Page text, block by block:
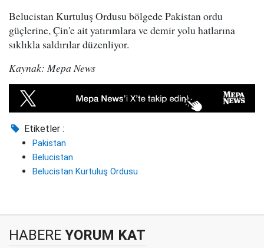
Belucistan Kurtuluş Ordusu bölgede Pakistan ordu
güçlerine, Çin'e ait yatırımlara ve demir yolu hatlarına
sıklıkla saldırılar düzenliyor.
Kaynak: Mepa News
Etiketler :
Pakistan
Belucistan
Belucistan Kurtuluş Ordusu
HABERE YORUM KAT